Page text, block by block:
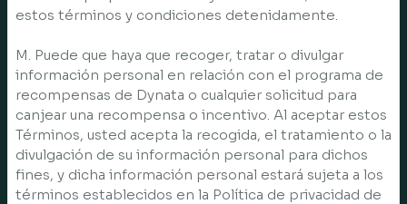
estos términos y condiciones detenidamente.
M. Puede que haya que recoger, tratar o divulgar
información personal en relación con el programa de
recompensas de Dynata o cualquier solicitud para
canjear una recompensa o incentivo. Al aceptar estos
Términos, usted acepta la recogida, el tratamiento o la
divulgación de su información personal para dichos
fines, y dicha información personal estará sujeta a los
términos establecidos en la Política de privacidad de